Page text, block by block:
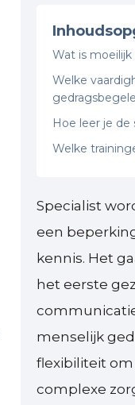
Wat is
Welke
Hoe leer je
Welke
Specialist
een
kennis. Het
het eerste
menselijk
flexibiliteit
complexe